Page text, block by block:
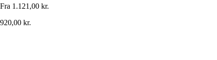
Fra 1.121,00 kr.
920,00 kr.